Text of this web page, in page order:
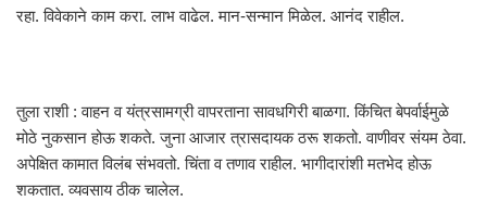
रहा. विवेकाने काम करा. लाभ वाढेल. मान-सन्मान मिळेल. आनंद राहील.
तुला राशी : वाहन व यंत्रसामग्री वापरताना सावधगिरी बाळगा. किंचित बेपर्वाईमुळे
मोठे नुकसान होऊ शकते. जुना आजार त्रासदायक ठरू शकतो. वाणीवर संयम ठेवा.
अपेक्षित कामात विलंब संभवतो. चिंता व तणाव राहील. भागीदारांशी मतभेद होऊ
शकतात. व्यवसाय ठीक चालेल.